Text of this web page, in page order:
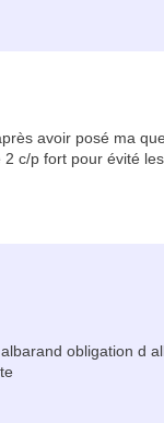
avoir posé ma
c/p fort pour évité
obligation d